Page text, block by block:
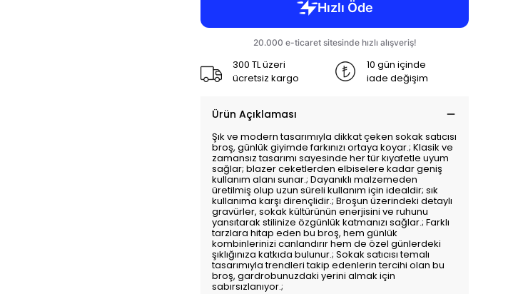
300 TL üzeri
ücretsiz kargo
10 gün içinde
iade değişim
Ürün Açıklaması
Şık ve modern tasarımıyla dikkat çeken sokak satıcısı
broş, günlük giyimde farkınızı ortaya koyar.; Klasik ve
zamansız tasarımı sayesinde her tür kıyafetle uyum
sağlar; blazer ceketlerden elbiselere kadar geniş
kullanım alanı sunar.; Dayanıklı malzemeden
üretilmiş olup uzun süreli kullanım için idealdir; sık
kullanıma karşı dirençlidir.; Broşun üzerindeki detaylı
gravürler, sokak kültürünün enerjisini ve ruhunu
yansıtarak stilinize özgünlük katmanızı sağlar.; Farklı
tarzlara hitap eden bu broş, hem günlük
kombinlerinizi canlandırır hem de özel günlerdeki
şıklığınıza katkıda bulunur.; Sokak satıcısı temalı
tasarımıyla trendleri takip edenlerin tercihi olan bu
broş, gardrobunuzdaki yerini almak için
sabırsızlanıyor.;